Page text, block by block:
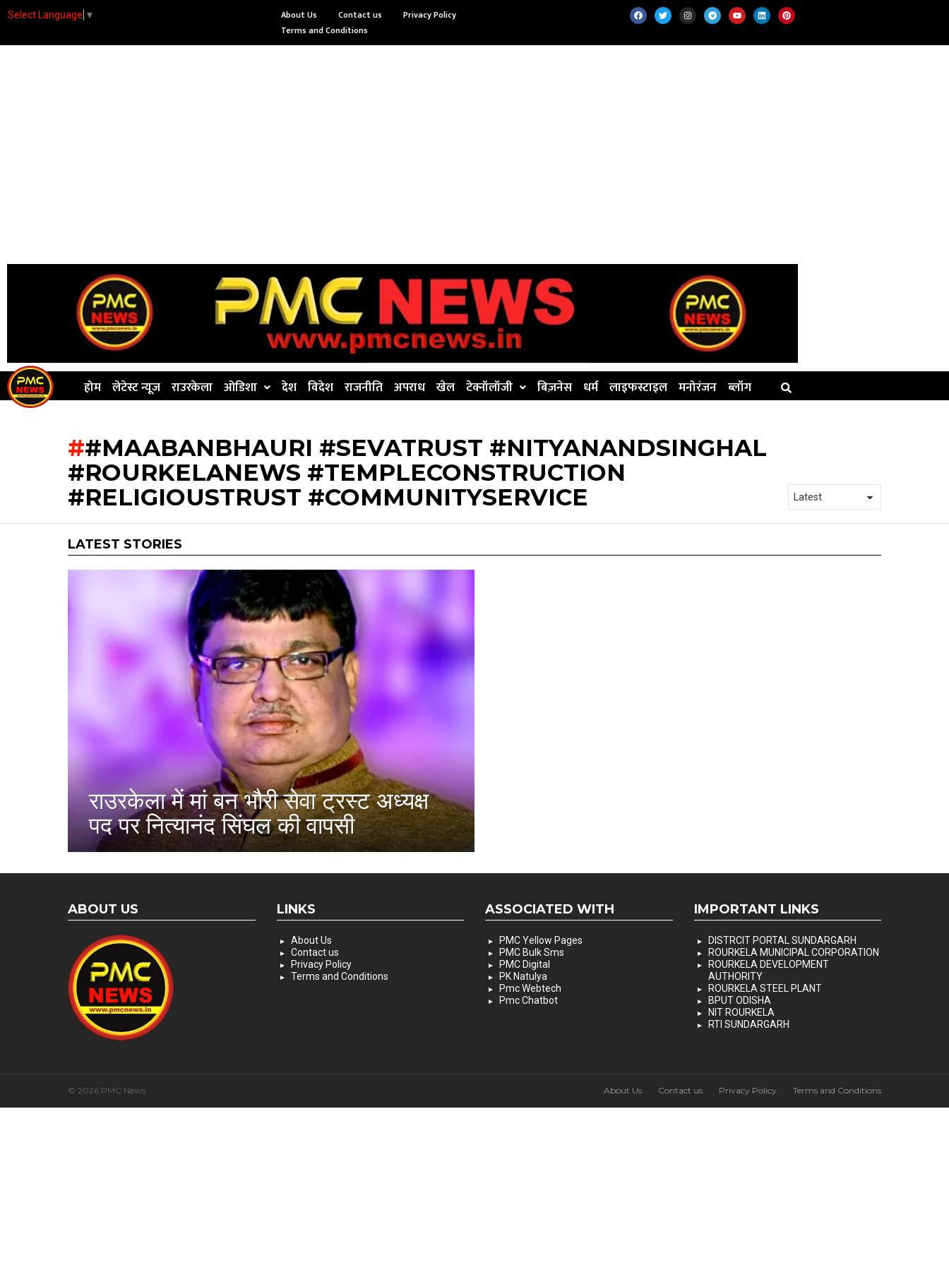
Select Language ▼ About Us Contact us
Privacy Policy
Terms and Conditions
होम लेटेस्ट न्यूज राउरकेला ओडिशा देश विदेश राजनीति अपराध खेल टेक्नॉलॉजी बिज़नेस धर्म लाइफस्टाइल मनोरंजन ब्लॉग
#MAABANBHAURI #SEVATRUST #NITYANANDSINGHAL
#ROURKELANEWS #TEMPLECONSTRUCTION
#RELIGIOUSTRUST #COMMUNITYSERVICE
LATEST STORIES
राउरकेला में मां बन भौरी सेवा ट्रस्ट अध्यक्ष
पद पर नित्यानंद सिंघल की वापसी
ABOUT US LINKS
About Us
Contact us
Privacy Policy
Terms and Conditions
ASSOCIATED WITH
PMC Yellow Pages
PMC Bulk Sms
PMC Digital
PK Natulya
Pmc Webtech
Pmc Chatbot
IMPORTANT LINKS
DISTRCIT PORTAL SUNDARGARH
ROURKELA MUNICIPAL CORPORATION
ROURKELA DEVELOPMENT
AUTHORITY
ROURKELA STEEL PLANT
BPUT ODISHA
NIT ROURKELA
RTI SUNDARGARH
© 2026 PMC News About Us Contact us Privacy Policy Terms and Conditions